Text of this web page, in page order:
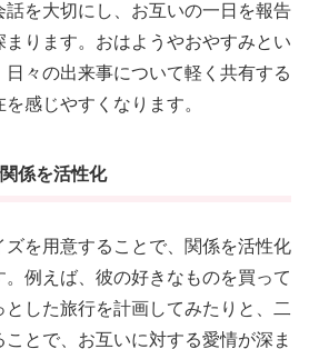
を大切にし、お互いの一日を報告
まります。おはようやおやすみとい
日々の出来事について軽く共有する
感じやすくなります。
係を活性化
ズを用意することで、関係を活性化
。例えば、彼の好きなものを買って
とした旅行を計画してみたりと、二
ことで、お互いに対する愛情が深ま